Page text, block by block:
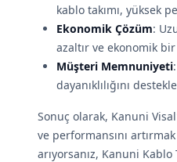
kablo takımı, yüksek
Ekonomik Çözüm:
azaltır ve ekonomik
Müşteri Memnuniyeti
dayanıklılığını
Sonuç olarak, Kanuni
ve performansını
arıyorsanız, Kanuni